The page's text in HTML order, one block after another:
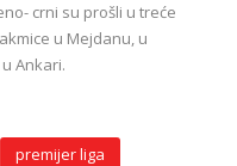
crni su prošli u treće
u Mejdanu, u
Ankari.
premijer liga